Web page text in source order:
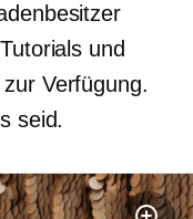
und
Verfügung.
seid.